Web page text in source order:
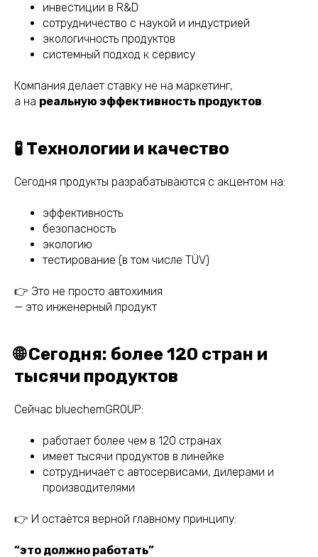
инвестиции в R&D
сотрудничество с наукой и индустрией
экологичность продуктов
системный подход к сервису
Компания делает ставку не на маркетинг,
а на реальную эффективность продуктов.
🧪 Технологии и качество
Сегодня продукты разрабатываются с акцентом на:
эффективность
безопасность
экологию
тестирование (в том числе TÜV)
👉 Это не просто автохимия
— это инженерный продукт
🌐 Сегодня: более 120 стран и
тысячи продуктов
Сейчас bluechemGROUP:
работает более чем в 120 странах
имеет тысячи продуктов в линейке
сотрудничает с автосервисами, дилерами и
производителями
👉 И остаётся верной главному принципу:
“это должно работать”